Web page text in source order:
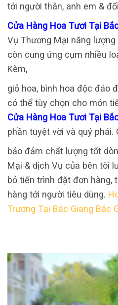
tới người thân, anh em &
Cửa Hàng Hoa Tươi Tại
Vụ Thương Mại năng
còn cung ứng cụm nhiều
Kèm,
giỏ hoa, bình hoa độc đáo
có thể tùy chọn cho món
Cửa Hàng Hoa Tươi Tại
phần tuyệt vời và quý phái.
bảo đảm chất lượng tốt
Mại & dịch Vụ của bên tôi
bỏ tiến trình đặt đơn hàng,
hàng tới người tiêu dùng.
Trương Tại Bắc Giang Bắc